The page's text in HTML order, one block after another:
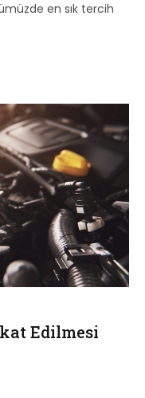
en sık tercih
Edilmesi